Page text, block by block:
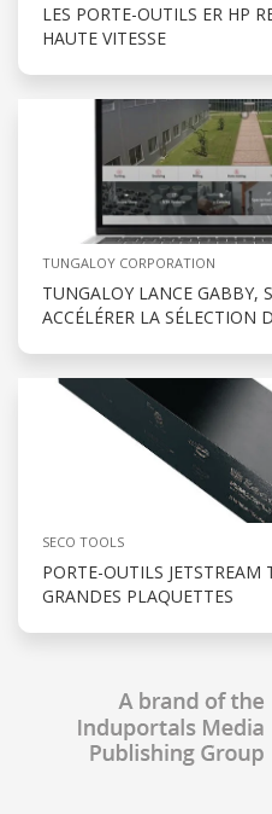
LES PORTE-OUTILS ER HP
HAUTE VITESSE
TUNGALOY CORPORATION
TUNGALOY LANCE GABBY,
ACCÉLÉRER LA SÉLECTION
SECO TOOLS
PORTE-OUTILS
GRANDES PLAQUETTES